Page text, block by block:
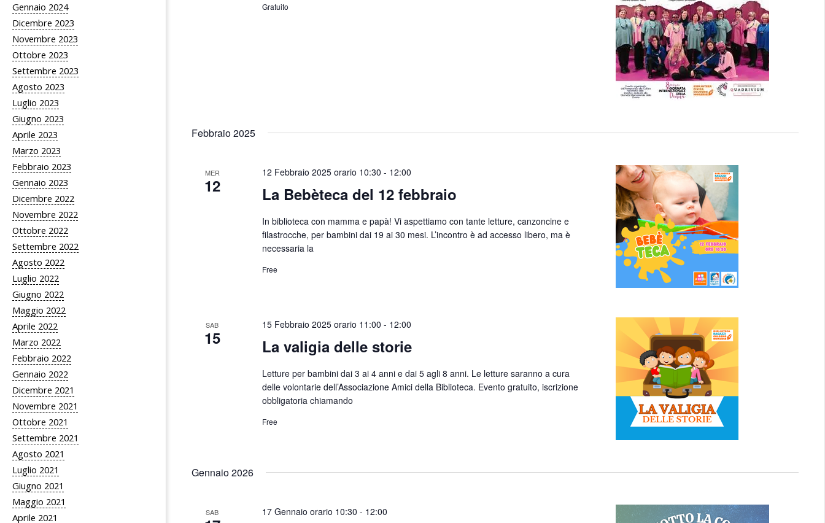
Gennaio 2024
Dicembre 2023
Novembre 2023
Ottobre 2023
Settembre 2023
Agosto 2023
Luglio 2023
Giugno 2023
Aprile 2023
Marzo 2023
Febbraio 2023
Gennaio 2023
Dicembre 2022
Novembre 2022
Ottobre 2022
Settembre 2022
Agosto 2022
Luglio 2022
Giugno 2022
Maggio 2022
Aprile 2022
Marzo 2022
Febbraio 2022
Gennaio 2022
Dicembre 2021
Novembre 2021
Ottobre 2021
Settembre 2021
Agosto 2021
Luglio 2021
Giugno 2021
Maggio 2021
Aprile 2021
Gratuito
Febbraio 2025
MER
12 La Bebèteca del 12 febbraio
12 Febbraio 2025 orario 10:30 - 12:00
In biblioteca con mamma e papà! Vi aspettiamo con tante letture, canzoncine e
filastrocche, per bambini dai 19 ai 30 mesi. L’incontro è ad accesso libero, ma è
necessaria la
Free
SAB
15 La valigia delle storie
15 Febbraio 2025 orario 11:00 - 12:00
Letture per bambini dai 3 ai 4 anni e dai 5 agli 8 anni. Le letture saranno a cura
delle volontarie dell’Associazione Amici della Biblioteca. Evento gratuito, iscrizione
obbligatoria chiamando
Free
Gennaio 2026
SAB 17 Gennaio orario 10:30 - 12:00